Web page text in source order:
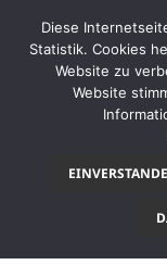
Diese
Statistik. Cookies
Website zu
Website